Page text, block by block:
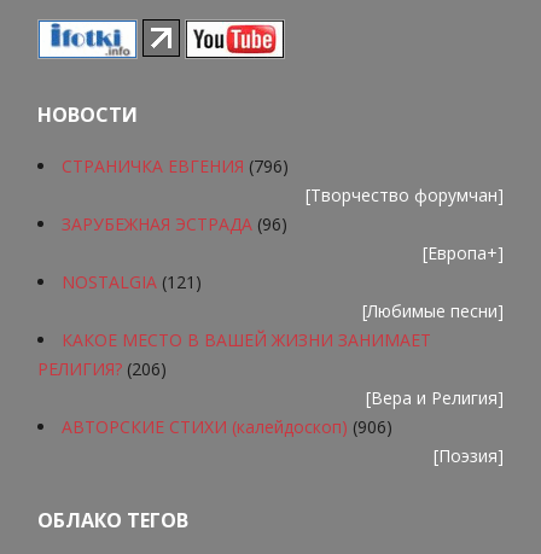
НОВОСТИ
СТРАНИЧКА ЕВГЕНИЯ (796)
[Творчество форумчан]
ЗАРУБЕЖНАЯ ЭСТРАДА (96)
[Европа+]
NOSTALGIA (121)
[Любимые песни]
КАКОЕ МЕСТО В ВАШЕЙ ЖИЗНИ ЗАНИМАЕТ
РЕЛИГИЯ? (206)
[Вера и Религия]
АВТОРСКИЕ СТИХИ (калейдоскоп) (906)
[Поэзия]
ОБЛАКО ТЕГОВ